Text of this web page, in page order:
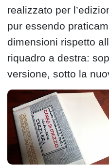
realizzato per
pur essendo
dimensioni rispetto
riquadro a destra:
versione, sotto la